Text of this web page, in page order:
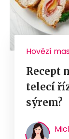
Hovězí
Recept
telecí
sýrem?